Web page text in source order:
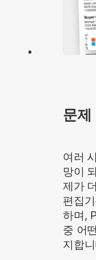
문제
여러
망이
제가
편집
하며,
중 어
지합